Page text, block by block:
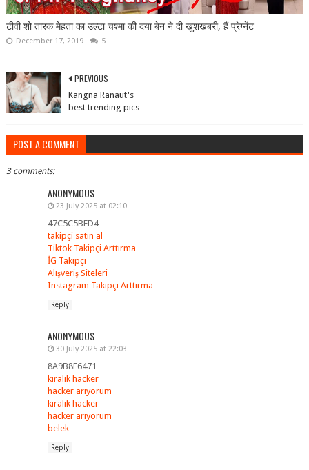
टीवी शो तारक मेहता का उल्टा चश्मा की दया बेन ने दी खुशखबरी, हैं प्रेग्नेंट
December 17, 2019 5
PREVIOUS
Kangna Ranaut's
best trending pics
POST A COMMENT
3 comments:
ANONYMOUS
23 July 2025 at 02:10
47C5C5BED4
takipçi satın al
Tiktok Takipçi Arttırma
İG Takipçi
Alışveriş Siteleri
Instagram Takipçi Arttırma
Reply
ANONYMOUS
30 July 2025 at 22:03
8A9B8E6471
kiralık hacker
hacker arıyorum
kiralık hacker
hacker arıyorum
belek
Reply